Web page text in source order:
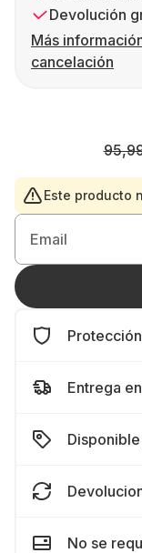
Devolución
Más
cancelación
Este producto
Email
Entrega
No se